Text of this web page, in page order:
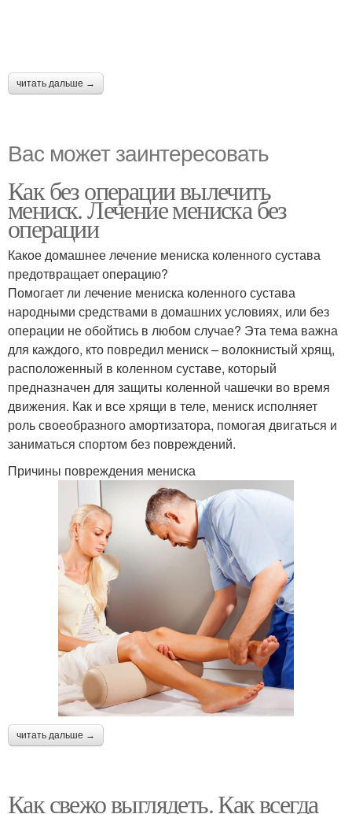
читать дальше →
Вас может заинтересовать
Как без операции вылечить
мениск. Лечение мениска без
операции
Какое домашнее лечение мениска коленного сустава
предотвращает операцию?
Помогает ли лечение мениска коленного сустава
народными средствами в домашних условиях, или без
операции не обойтись в любом случае? Эта тема важна
для каждого, кто повредил мениск – волокнистый хрящ,
расположенный в коленном суставе, который
предназначен для защиты коленной чашечки во время
движения. Как и все хрящи в теле, мениск исполняет
роль своеобразного амортизатора, помогая двигаться и
заниматься спортом без повреждений.
Причины повреждения мениска
читать дальше →
Как свежо выглядеть. Как всегда